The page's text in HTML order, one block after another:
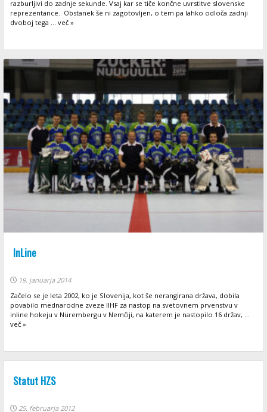
razburljivi do zadnje sekunde. Vsaj kar se tiče končne uvrstitve slovenske
reprezentance. Obstanek še ni zagotovljen, o tem pa lahko odloča zadnji
dvoboj tega ... več »
InLine
19. januarja 2014
Začelo se je leta 2002, ko je Slovenija, kot še nerangirana država, dobila
povabilo mednarodne zveze IIHF za nastop na svetovnem prvenstvu v
inline hokeju v Nürembergu v Nemčiji, na katerem je nastopilo 16 držav, ...
več »
Statut HZS
25. februarja 2012